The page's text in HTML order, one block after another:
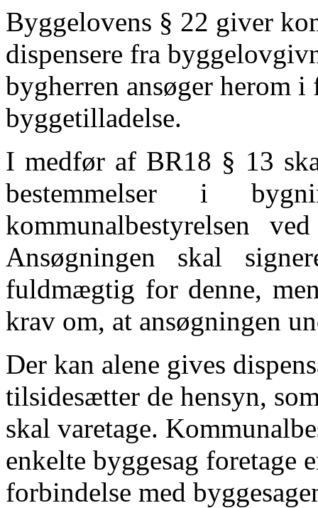
Byggelovens § 22 giver
dispensere fra
bygherren ansøger herom
byggetilladelse.
I medfør af BR18 § 13
bestemmelser i
kommunalbestyrelsen
Ansøgningen skal
fuldmægtig for denne,
krav om, at ansøgningen
Der kan alene gives
tilsidesætter de hensyn,
skal varetage.
enkelte byggesag foretage
forbindelse med